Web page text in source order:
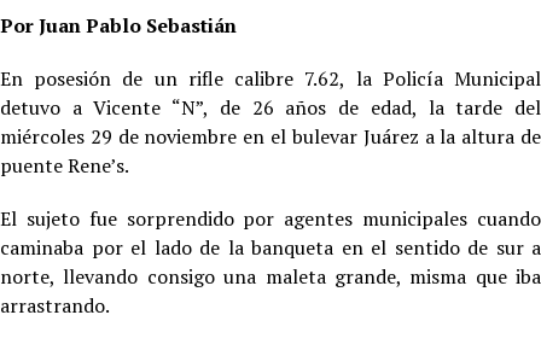
Por Juan Pablo Sebastián
En posesión de un rifle calibre 7.62, la Policía Municipal
detuvo a Vicente “N”, de 26 años de edad, la tarde del
miércoles 29 de noviembre en el bulevar Juárez a la altura de
puente Rene’s.
El sujeto fue sorprendido por agentes municipales cuando
caminaba por el lado de la banqueta en el sentido de sur a
norte, llevando consigo una maleta grande, misma que iba
arrastrando.